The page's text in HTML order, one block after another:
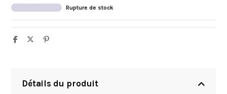
Rupture de stock
Détails du produit